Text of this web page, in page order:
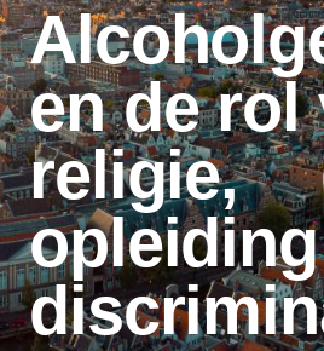
en de rol
religie,